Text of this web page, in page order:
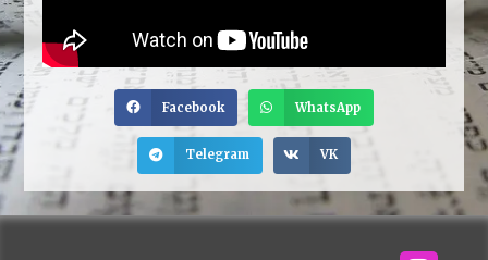
Facebook WhatsApp
Telegram VK